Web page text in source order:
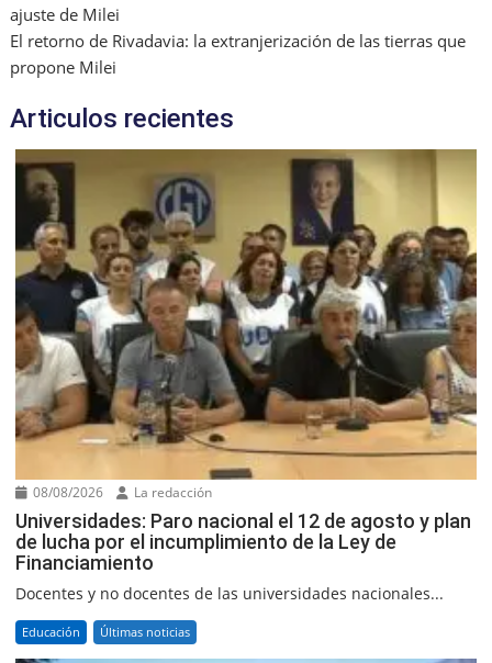
ajuste de Milei
El retorno de Rivadavia: la extranjerización de las tierras que
propone Milei
Articulos recientes
08/08/2026 La redacción
Universidades: Paro nacional el 12 de agosto y plan
de lucha por el incumplimiento de la Ley de
Financiamiento
Docentes y no docentes de las universidades nacionales...
Educación Últimas noticias